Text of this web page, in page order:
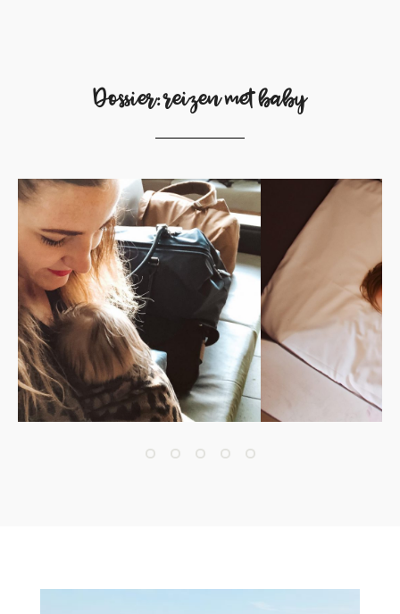
Dossier: reizen met baby